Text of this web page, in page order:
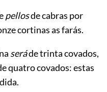
pellosde cabras por
cortinas as farás.
seráde trinta covados,
quatro covados: estas